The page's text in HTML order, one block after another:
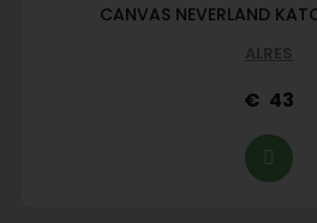
CANVAS NEVERLAND
ALRES
43